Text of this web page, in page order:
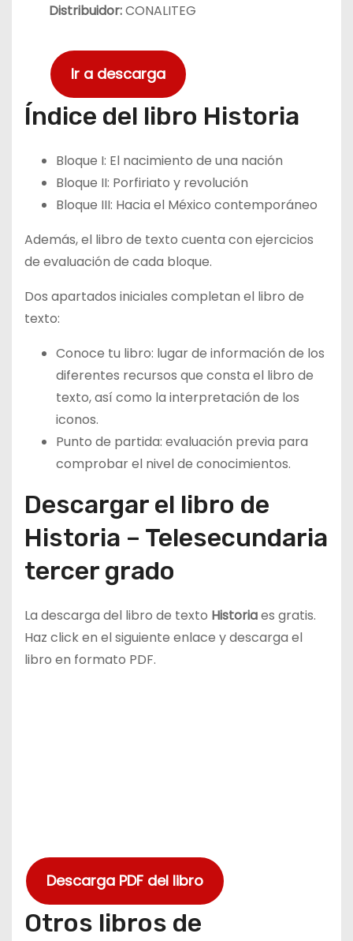
Distribuidor:CONALITEG
Ir a descarga
Índice del libro Historia
Bloque I: El nacimiento de una nación
Bloque II: Porfiriato y revolución
Bloque III: Hacia el México contemporáneo
Además, el libro de texto cuenta con ejercicios
de evaluación de cada bloque.
Dos apartados iniciales completan el libro de
texto:
Conoce tu libro: lugar de información de los
diferentes recursos que consta el libro de
texto, así como la interpretación de los
iconos.
Punto de partida: evaluación previa para
comprobar el nivel de conocimientos.
Descargar el libro de
Historia – Telesecundaria
tercer grado
La descarga del libro de texto Historiaes gratis.
Haz click en el siguiente enlace y descarga el
libro en formato PDF.
Descarga PDF del libro
Otros libros de